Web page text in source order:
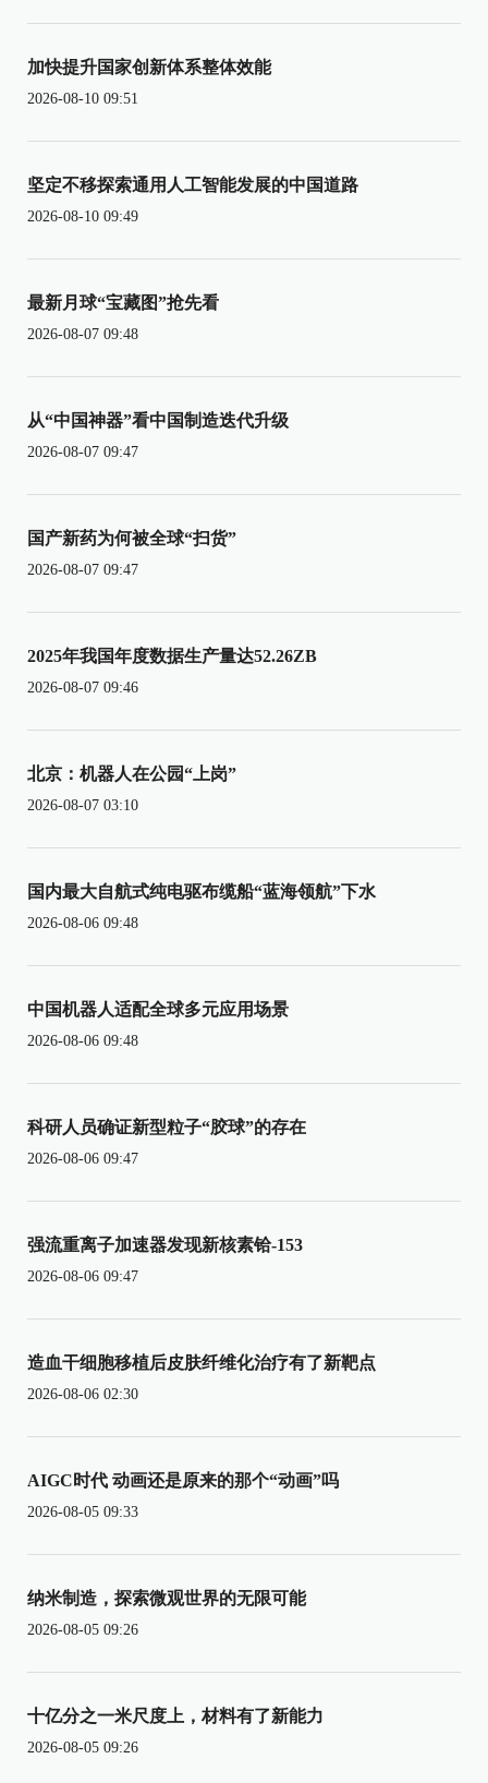
加快提升国家创新体系整体效能
2026-08-10 09:51
坚定不移探索通用人工智能发展的中国道路
2026-08-10 09:49
最新月球“宝藏图”抢先看
2026-08-07 09:48
从“中国神器”看中国制造迭代升级
2026-08-07 09:47
国产新药为何被全球“扫货”
2026-08-07 09:47
2025年我国年度数据生产量达52.26ZB
2026-08-07 09:46
北京：机器人在公园“上岗”
2026-08-07 03:10
国内最大自航式纯电驱布缆船“蓝海领航”下水
2026-08-06 09:48
中国机器人适配全球多元应用场景
2026-08-06 09:48
科研人员确证新型粒子“胶球”的存在
2026-08-06 09:47
强流重离子加速器发现新核素铪-153
2026-08-06 09:47
造血干细胞移植后皮肤纤维化治疗有了新靶点
2026-08-06 02:30
AIGC时代 动画还是原来的那个“动画”吗
2026-08-05 09:33
纳米制造，探索微观世界的无限可能
2026-08-05 09:26
十亿分之一米尺度上，材料有了新能力
2026-08-05 09:26